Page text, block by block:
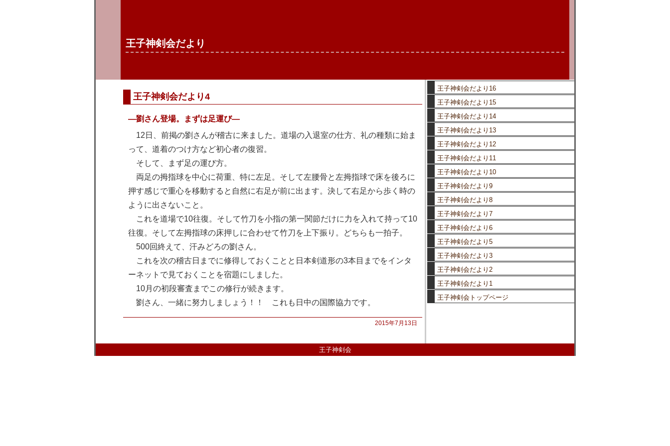
王子神剣会だより
王子神剣会だより4
—劉さん登場。まずは足運び—
12日、前掲の劉さんが稽古に来ました。道場の入退室の仕方、礼の種類に始ま
って、道着のつけ方など初心者の復習。
そして、まず足の運び方。
両足の拇指球を中心に荷重、特に左足。そして左腰骨と左拇指球で床を後ろに
押す感じで重心を移動すると自然に右足が前に出ます。決して右足から歩く時の
ように出さないこと。
これを道場で10往復。そして竹刀を小指の第一関節だけに力を入れて持って10
往復。そして左拇指球の床押しに合わせて竹刀を上下振り。どちらも一拍子。
500回終えて、汗みどろの劉さん。
これを次の稽古日までに修得しておくことと日本剣道形の3本目までをインタ
ーネットで見ておくことを宿題にしました。
10月の初段審査までこの修行が続きます。
劉さん、一緒に努力しましょう！！ これも日中の国際協力です。
2015年7月13日
王子神剣会だより16
王子神剣会だより15
王子神剣会だより14
王子神剣会だより13
王子神剣会だより12
王子神剣会だより11
王子神剣会だより10
王子神剣会だより9
王子神剣会だより8
王子神剣会だより7
王子神剣会だより6
王子神剣会だより5
王子神剣会だより3
王子神剣会だより2
王子神剣会だより1
王子神剣会トップページ
王子神剣会